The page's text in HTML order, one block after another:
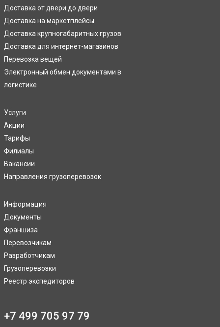
Доставка от двери до двери
Доставка на маркетплейсы
Доставка крупногабаритных грузов
Доставка для интернет-магазинов
Перевозка вещей
Электронный обмен документами в
логистике
Услуги
Акции
Тарифы
Филиалы
Вакансии
Направления грузоперевозок
Информация
Документы
Франшиза
Перевозчикам
Разработчикам
Грузоперевозки
Реестр экспедиторов
+7 499 705 97 79